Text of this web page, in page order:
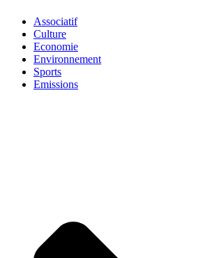
Associatif
Culture
Economie
Environnement
Sports
Emissions